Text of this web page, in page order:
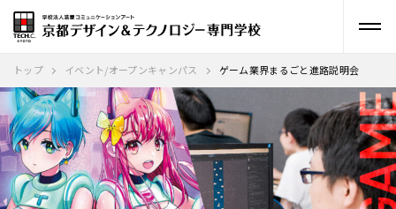
トップ イベント/オープンキャンパス ゲーム業界まるごと進路説明会